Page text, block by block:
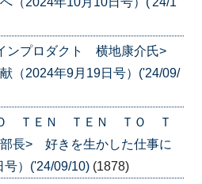
ンプロダクト 横地康介氏>
（2024年9月19日号）('24/09/
ＴＥＮ ＴＥＮ ＴＯ Ｔ
長> 好きを生かした仕事に
号）('24/09/10) (1878)